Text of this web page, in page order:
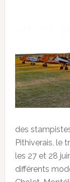
des
Pithiverais, le
les 27 et 28
différents